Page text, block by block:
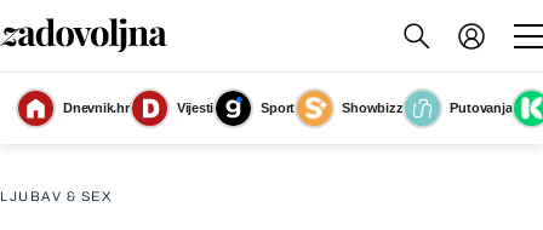
Dnevnik.hr Vijesti Sport Showbizz
Putovanja
Slika nije dostupna
LJUBAV & SEX